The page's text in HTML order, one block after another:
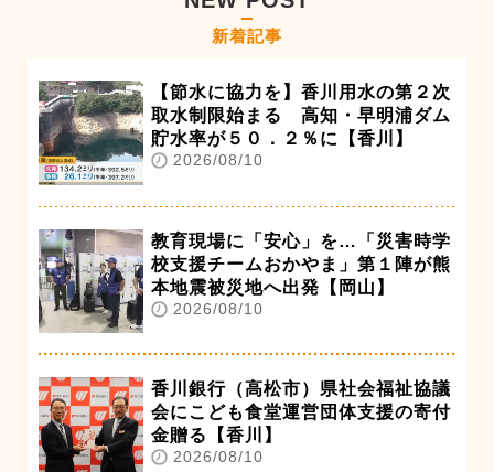
新着記事
【節水に協力を】香川用水の第２次
取水制限始まる 高知・早明浦ダム
貯水率が５０．２％に【香川】
2026/08/10
教育現場に「安心」を…「災害時学
校支援チームおかやま」第１陣が熊
本地震被災地へ出発【岡山】
2026/08/10
香川銀行（高松市）県社会福祉協議
会にこども食堂運営団体支援の寄付
金贈る【香川】
2026/08/10